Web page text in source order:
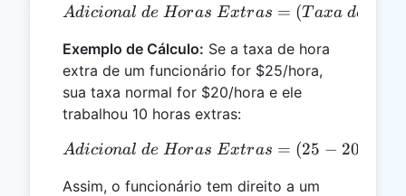
Adicional\ de\ Horas\
Adicional de Horas Extras = (Taxa de
Exemplo de Cálculo: Se a taxa de hora
extra de um funcionário for $25/hora,
sua taxa normal for $20/hora e ele
trabalhou 10 horas extras:
Adicional\ de\ Horas\
Adicional de Horas Extras = (25 − 20
Assim, o funcionário tem direito a um